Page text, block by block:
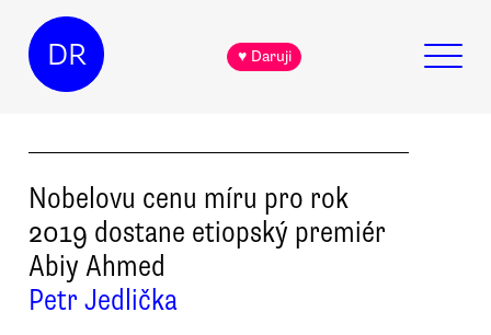
DR ♥ Daruji
Nobelovu cenu míru pro rok
2019 dostane etiopský premiér
Abiy Ahmed
Petr Jedlička